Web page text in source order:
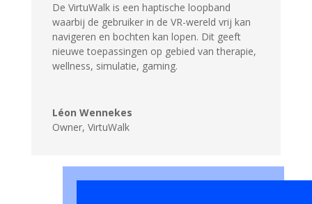
De VirtuWalkis een haptische loopband
waarbij de gebruiker in de VR-wereld vrij kan
navigeren en bochten kan lopen. Dit geeft
nieuwe toepassingen op gebied van therapie,
wellness, simulatie, gaming.
Léon Wennekes
Owner, VirtuWalk